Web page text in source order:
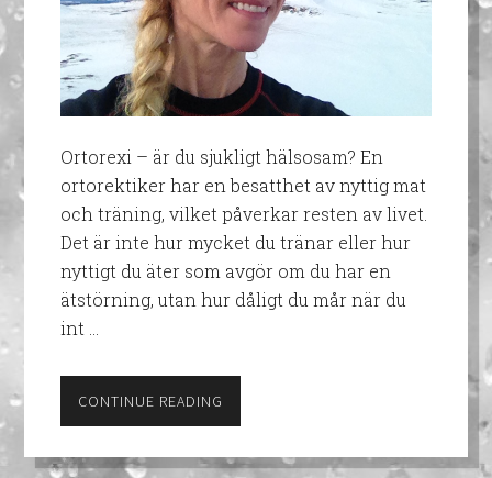
Ortorexi – är du sjukligt hälsosam? En
ortorektiker har en besatthet av nyttig mat
och träning, vilket påverkar resten av livet.
Det är inte hur mycket du tränar eller hur
nyttigt du äter som avgör om du har en
ätstörning, utan hur dåligt du mår när du
int …
CONTINUE READING